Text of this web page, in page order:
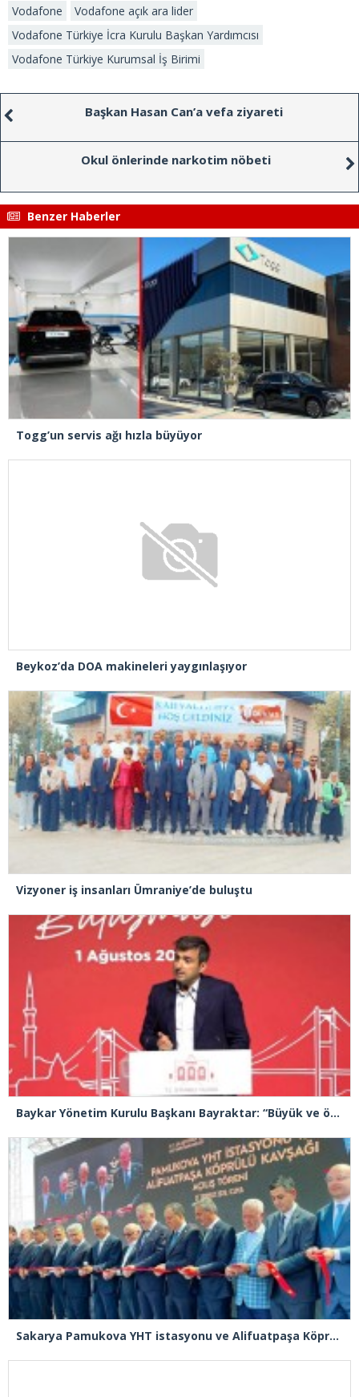
Vodafone
Vodafone açık ara lider
Vodafone Türkiye İcra Kurulu Başkan Yardımcısı
Vodafone Türkiye Kurumsal İş Birimi
Başkan Hasan Can’a vefa ziyareti
Okul önlerinde narkotim nöbeti
Benzer Haberler
Togg’un servis ağı hızla büyüyor
Beykoz’da DOA makineleri yaygınlaşıyor
Vizyoner iş insanları Ümraniye’de buluştu
Baykar Yönetim Kurulu Başkanı Bayraktar: “Büyük ve önemli eserler konfor alanının dışında kalmaya razı olanlar tarafından gerçekleştirildi”
Sakarya Pamukova YHT istasyonu ve Alifuatpaşa Köprülü Kavşağı açılışı gerçekleşti